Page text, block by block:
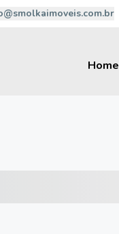
Home